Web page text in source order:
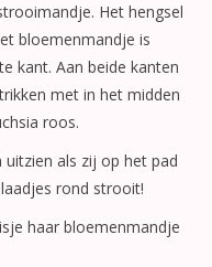
Het hengsel
bloemenmandje is
kant. Aan beide kanten
met in het midden
roos.
als zij op het pad
rond strooit!
haar bloemenmandje